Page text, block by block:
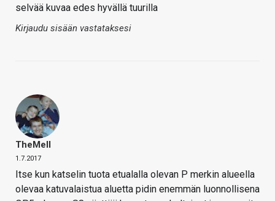
selvää kuvaa edes hyvällä tuurilla
Kirjaudu sisään vastataksesi
TheMeII
1.7.2017
Itse kun katselin tuota etualalla olevan P merkin alueella
olevaa katuvalaistua aluetta pidin enemmän luonnollisena